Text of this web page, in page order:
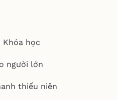
Khóa học
người lớn
thiếu niên